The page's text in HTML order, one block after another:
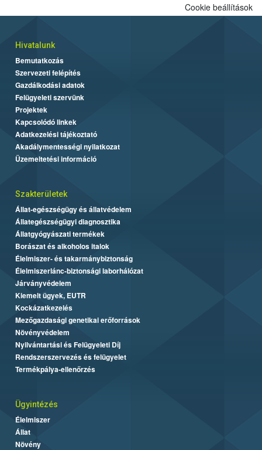
Cookie beállítások
Hivatalunk
Bemutatkozás
Szervezeti felépítés
Gazdálkodási adatok
Felügyeleti szervünk
Projektek
Kapcsolódó linkek
Adatkezelési tájékoztató
Akadálymentességi nyilatkozat
Üzemeltetési információ
Szakterületek
Állat-egészségügy és állatvédelem
Állategészségügyi diagnosztika
Állatgyógyászati termékek
Borászat és alkoholos italok
Élelmiszer- és takarmánybiztonság
Élelmiszerlánc-biztonsági laborhálózat
Járványvédelem
Kiemelt ügyek, EUTR
Kockázatkezelés
Mezőgazdasági genetikai erőforrások
Növényvédelem
Nyilvántartási és Felügyeleti Díj
Rendszerszervezés és felügyelet
Termékpálya-ellenőrzés
Ügyintézés
Élelmiszer
Állat
Növény